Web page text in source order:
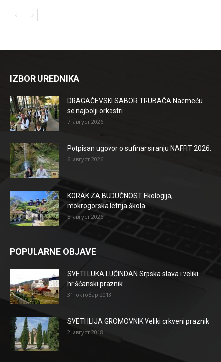
IZBOR UREDNIKA
DRAGAČEVSKI SABOR TRUBAČA Nadmeću
se najbolji orkestri
7. август 2026.
Potpisan ugovor o sufinansiranju NAFFIT 2026.
6. август 2026.
KORAK ZA BUDUĆNOST Ekologija,
mokrogorska letnja škola
5. август 2026.
POPULARNE OBJAVE
SVETI LUKA LUČINDAN Srpska slava i veliki
hrišćanski praznik
31. октобар 2018.
SVETI ILIJA GROMOVNIK Veliki crkveni praznik
2. август 2018.